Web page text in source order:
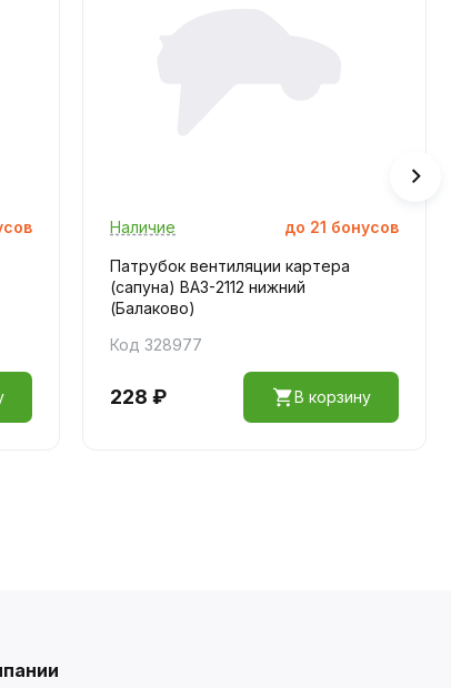
Наличие до 21 бонусов
Патрубок вентиляции картера
(сапуна) ВАЗ-2112 нижний
(Балаково)
Код 328977
228 ₽ В корзину